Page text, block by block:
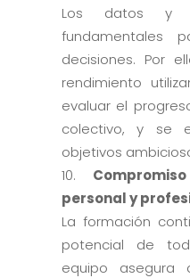
Los datos y
fundamentales
decisiones. Por
rendimiento
evaluar el
colectivo, y se
objetivos
personal y
La formación
potencial de
equipo asegura